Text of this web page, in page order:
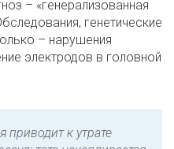
– «генерализованная
генетические
– нарушения
электродов в головной
приводит к утрате